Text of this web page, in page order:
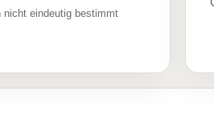
nicht eindeutig bestimmt